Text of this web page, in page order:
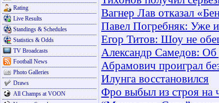
Rating
Live Results
Standings & Schedules
Statistics & Odds
TV Broadcasts
Football News
Photo Galleries
Draws
All Champs at VOON
Вагнер Лав отказал
Павел Погребняк: Уже
Егор Титов: Шоу не
Александр Самедов:
Абрамович проиграл
Илунга восстановился
Фро выбыл из строя на